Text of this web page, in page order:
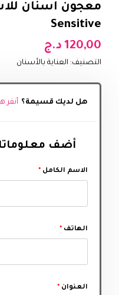
Sensitive
120,00 د.ج
التصنيف: العناية بالأسنان
هل لديك قسيمة؟ أنقر
أضف
الاسم الكامل *
الهاتف *
العنوان *